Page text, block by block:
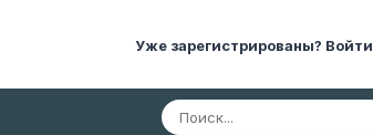
Уже зарегистрированы? Войти